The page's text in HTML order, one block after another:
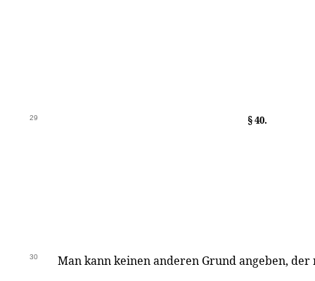
29 § 40.
30 Man kann keinen anderen Grund angeben,